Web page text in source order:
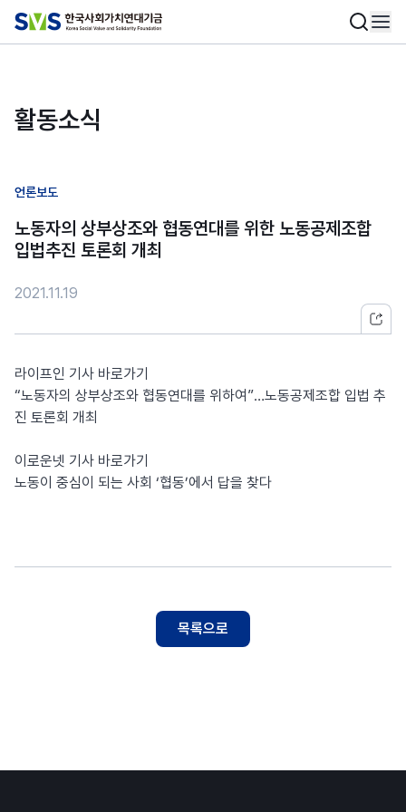
활동소식
언론보도
노동자의 상부상조와 협동연대를 위한 노동공제조합
입법추진 토론회 개최
2021.11.19
라이프인 기사 바로가기
“노동자의 상부상조와 협동연대를 위하여”…노동공제조합 입법 추
진 토론회 개최
이로운넷 기사 바로가기
노동이 중심이 되는 사회 ‘협동’에서 답을 찾다
목록으로